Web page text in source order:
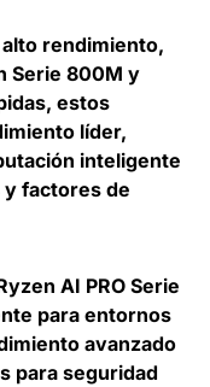
alto rendimiento,
Serie 800M y
, estos
líder,
inteligente
y factores de
AI PRO Serie
para entornos
avanzado
para seguridad